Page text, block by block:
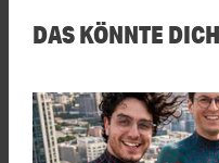
DAS KÖNNTE